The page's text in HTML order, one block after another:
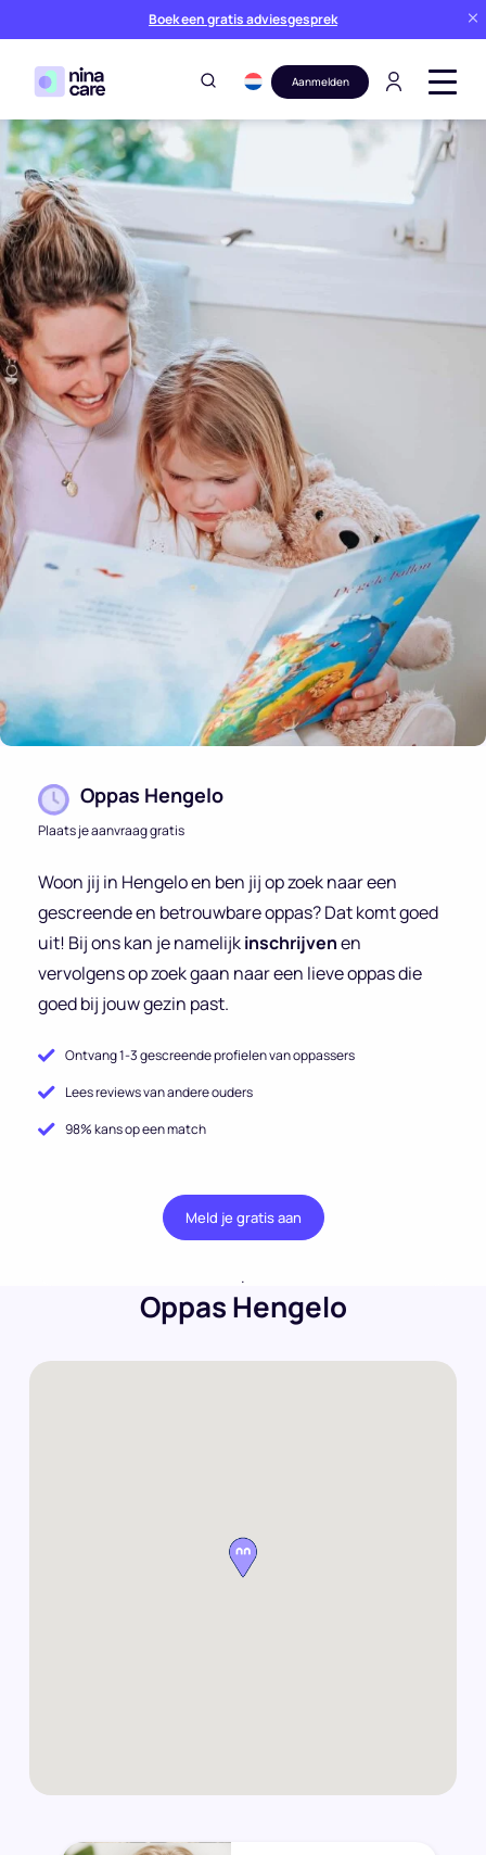
Boek een gratis adviesgesprek
Aanmelden
Oppas Hengelo
Plaats je aanvraag gratis
Woon jij in Hengelo en ben jij op zoek naar een
gescreende en betrouwbare oppas? Dat komt goed
uit! Bij ons kan je namelijkinschrijvenen
vervolgens op zoek gaan naar een lieve oppas die
goed bij jouw gezin past.
Ontvang 1-3 gescreende profielen van oppassers
Lees reviews van andere ouders
98% kans op een match
Meld je gratis aan
.
Oppas Hengelo